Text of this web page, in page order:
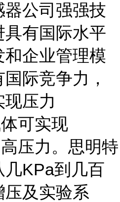
公司强强技
有国际水平
企业管理模
际竞争力，
压力
体可实现
压力。思明特
几KPa到几百
及实验系